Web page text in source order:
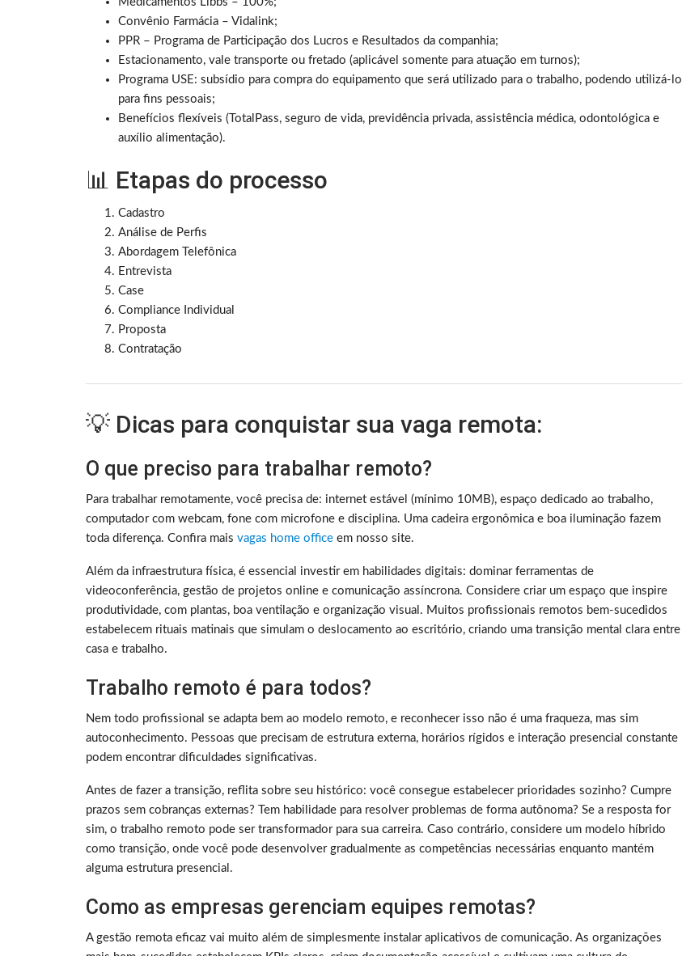
Convênio Farmácia – Vidalink;
PPR – Programa de Participação dos Lucros e Resultados da companhia;
Estacionamento, vale transporte ou fretado (aplicável somente para atuação em turnos);
Programa USE: subsídio para compra do equipamento que será utilizado para o trabalho, podendo utilizá-lo
para fins pessoais;
Benefícios flexíveis (TotalPass, seguro de vida, previdência privada, assistência médica, odontológica e
auxílio alimentação).
📊 Etapas do processo
Cadastro
Análise de Perfis
Abordagem Telefônica
Entrevista
Case
Compliance Individual
Proposta
Contratação
💡 Dicas para conquistar sua vaga remota:
O que preciso para trabalhar remoto?
Para trabalhar remotamente, você precisa de: internet estável (mínimo 10MB), espaço dedicado ao trabalho,
computador com webcam, fone com microfone e disciplina. Uma cadeira ergonômica e boa iluminação fazem
toda diferença. Confira mais vagas home office em nosso site.
Além da infraestrutura física, é essencial investir em habilidades digitais: dominar ferramentas de
videoconferência, gestão de projetos online e comunicação assíncrona. Considere criar um espaço que inspire
produtividade, com plantas, boa ventilação e organização visual. Muitos profissionais remotos bem-sucedidos
estabelecem rituais matinais que simulam o deslocamento ao escritório, criando uma transição mental clara entre
casa e trabalho.
Trabalho remoto é para todos?
Nem todo profissional se adapta bem ao modelo remoto, e reconhecer isso não é uma fraqueza, mas sim
autoconhecimento. Pessoas que precisam de estrutura externa, horários rígidos e interação presencial constante
podem encontrar dificuldades significativas.
Antes de fazer a transição, reflita sobre seu histórico: você consegue estabelecer prioridades sozinho? Cumpre
prazos sem cobranças externas? Tem habilidade para resolver problemas de forma autônoma? Se a resposta for
sim, o trabalho remoto pode ser transformador para sua carreira. Caso contrário, considere um modelo híbrido
como transição, onde você pode desenvolver gradualmente as competências necessárias enquanto mantém
alguma estrutura presencial.
Como as empresas gerenciam equipes remotas?
A gestão remota eficaz vai muito além de simplesmente instalar aplicativos de comunicação. As organizações